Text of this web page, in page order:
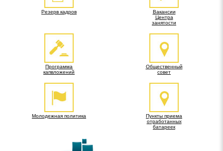
Резерв кадров
Вакансии
Центра
занятости
Программа
капвложений
Общественный
совет
Молодежная политика
Пункты приема
отработанных
батареек